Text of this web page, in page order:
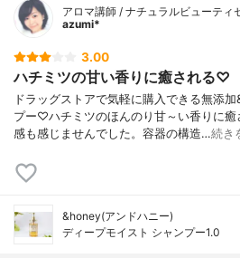
アロマ講師 / ナチュラルビューティ
azumi*
3.00
ハチミツの甘い香りに癒される♡
ドラッグストアで気軽に購入できる無添
プー♡ハチミツのほんのり甘～い香りに
感も感じませんでした。容器の構造…続き
&honey(アンドハニー)
ディープモイスト シャンプー1.0